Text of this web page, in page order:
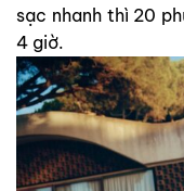
sạc nhanh thì 20
4 giờ.